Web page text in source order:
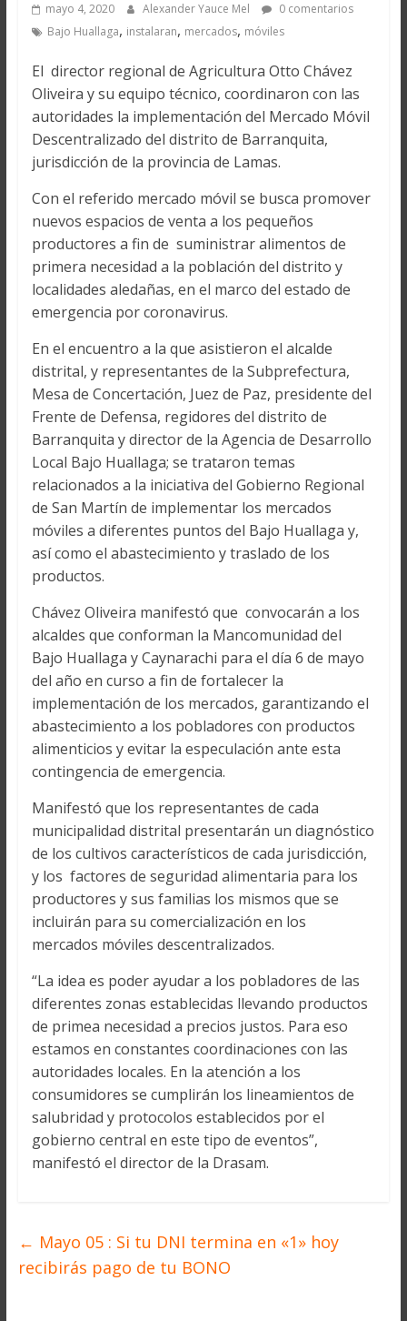
mayo 4, 2020 Alexander Yauce Mel
0 comentarios
Bajo Huallaga, instalaran, mercados, móviles
El director regional de Agricultura Otto Chávez
Oliveira y su equipo técnico, coordinaron con las
autoridades la implementación del Mercado Móvil
Descentralizado del distrito de Barranquita,
jurisdicción de la provincia de Lamas.
Con el referido mercado móvil se busca promover
nuevos espacios de venta a los pequeños
productores a fin de suministrar alimentos de
primera necesidad a la población del distrito y
localidades aledañas, en el marco del estado de
emergencia por coronavirus.
En el encuentro a la que asistieron el alcalde
distrital, y representantes de la Subprefectura,
Mesa de Concertación, Juez de Paz, presidente del
Frente de Defensa, regidores del distrito de
Barranquita y director de la Agencia de Desarrollo
Local Bajo Huallaga; se trataron temas
relacionados a la iniciativa del Gobierno Regional
de San Martín de implementar los mercados
móviles a diferentes puntos del Bajo Huallaga y,
así como el abastecimiento y traslado de los
productos.
Chávez Oliveira manifestó que convocarán a los
alcaldes que conforman la Mancomunidad del
Bajo Huallaga y Caynarachi para el día 6 de mayo
del año en curso a fin de fortalecer la
implementación de los mercados, garantizando el
abastecimiento a los pobladores con productos
alimenticios y evitar la especulación ante esta
contingencia de emergencia.
Manifestó que los representantes de cada
municipalidad distrital presentarán un diagnóstico
de los cultivos característicos de cada jurisdicción,
y los factores de seguridad alimentaria para los
productores y sus familias los mismos que se
incluirán para su comercialización en los
mercados móviles descentralizados.
“La idea es poder ayudar a los pobladores de las
diferentes zonas establecidas llevando productos
de primea necesidad a precios justos. Para eso
estamos en constantes coordinaciones con las
autoridades locales. En la atención a los
consumidores se cumplirán los lineamientos de
salubridad y protocolos establecidos por el
gobierno central en este tipo de eventos”,
manifestó el director de la Drasam.
← Mayo 05 : Si tu DNI termina en «1» hoy
recibirás pago de tu BONO